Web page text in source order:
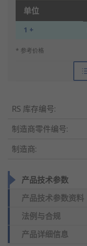
单位
1 +
* 参考价格
RS 库存编号:
制造商零件编号:
制造商:
产品技术参数
产品技术参数资料
法例与合规
产品详细信息